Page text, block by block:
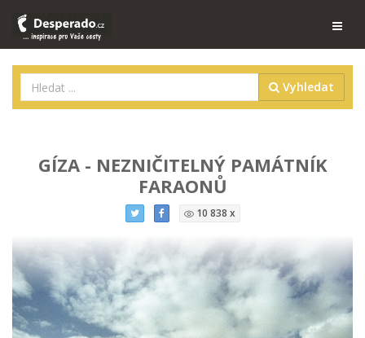
Vyhledat
GÍZA - NEZNIČITELNÝ PAMÁTNÍK
FARAONŮ
10 838 x